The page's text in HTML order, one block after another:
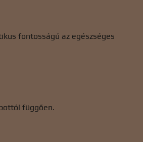
fontosságú az egészséges
függően.